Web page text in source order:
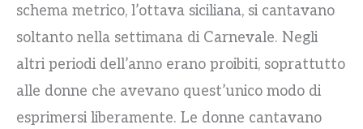
schema metrico, l’ottava siciliana, si cantavano
soltanto nella settimana di Carnevale. Negli
altri periodi dell’anno erano proibiti, soprattutto
alle donne che avevano quest’unico modo di
esprimersi liberamente. Le donne cantavano